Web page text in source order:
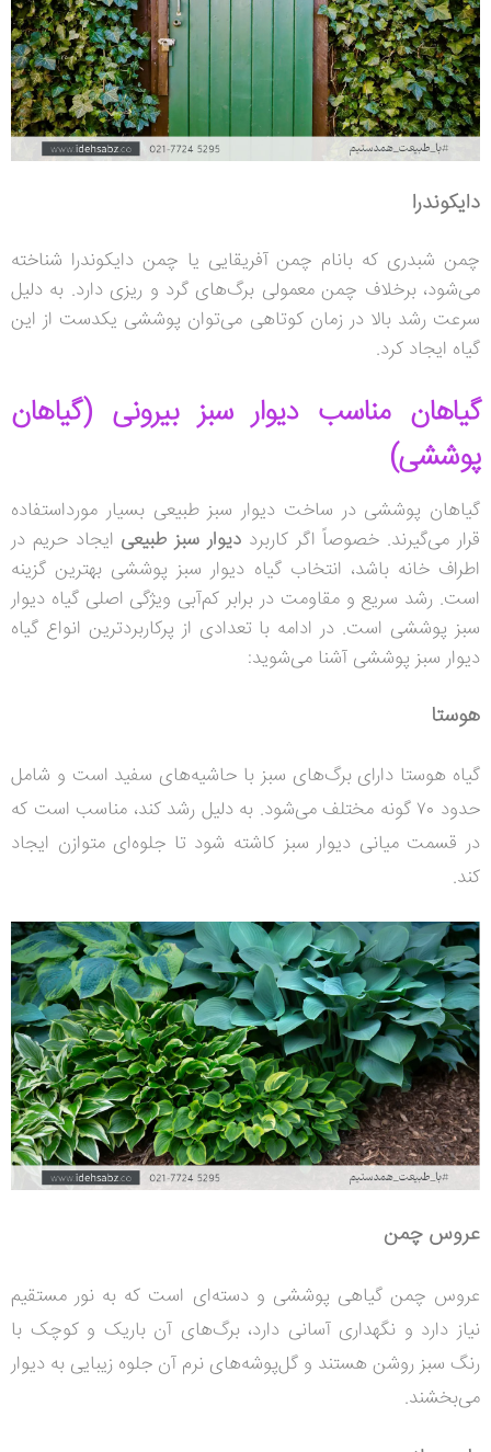
دایکوندرا
چمن شبدری که بانام چمن آفریقایی یا چمن دایکوندرا شناخته
می‌شود، برخلاف چمن معمولی برگ‌های گرد و ریزی دارد. به دلیل
سرعت رشد بالا در زمان کوتاهی می‌توان پوششی یکدست از این
گیاه ایجاد کرد.
گیاهان مناسب دیوار سبز بیرونی (گیاهان
پوششی)
گیاهان پوششی در ساخت دیوار سبز طبیعی بسیار مورداستفاده
قرار می‌گیرند. خصوصاً اگر کاربرد دیوار سبز طبیعی ایجاد حریم در
اطراف خانه باشد، انتخاب گیاه دیوار سبز پوششی بهترین گزینه
است. رشد سریع و مقاومت در برابر کم‌آبی ویژگی اصلی گیاه دیوار
سبز پوششی است. در ادامه با تعدادی از پرکاربردترین انواع گیاه
دیوار سبز پوششی آشنا می‌شوید:
هوستا
گیاه هوستا دارای برگ‌های سبز با حاشیه‌های سفید است و شامل
حدود ۷۰ گونه مختلف می‌شود. به دلیل رشد کند، مناسب است که
در قسمت میانی دیوار سبز کاشته شود تا جلوه‌ای متوازن ایجاد
کند.
عروس چمن
عروس چمن گیاهی پوششی و دسته‌ای است که به نور مستقیم
نیاز دارد و نگهداری آسانی دارد، برگ‌های آن باریک و کوچک با
رنگ سبز روشن هستند و گل‌پوشه‌های نرم آن جلوه زیبایی به دیوار
می‌بخشند.